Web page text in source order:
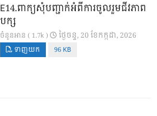
E14.ពាក្យសុំបញ្ជាក់អំពីការចូលរួមជីវភាព
បក្ស
ចំនួនអាន ( 1.7k ) ថ្ងៃ​ចន្ទ, 20 ខែ​កក្កដា, 2026
ទាញយក 96 KB